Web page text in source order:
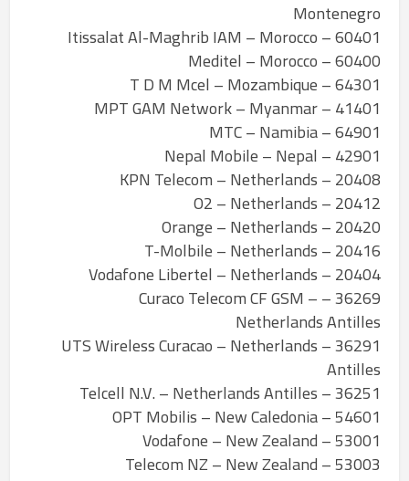
Montenegro
60401 – Itissalat Al-Maghrib IAM – Morocco
60400 – Meditel – Morocco
64301 – T D M Mcel – Mozambique
41401 – MPT GAM Network – Myanmar
64901 – MTC – Namibia
42901 – Nepal Mobile – Nepal
20408 – KPN Telecom – Netherlands
20412 – O2 – Netherlands
20420 – Orange – Netherlands
20416 – T-Molbile – Netherlands
20404 – Vodafone Libertel – Netherlands
36269 – Curaco Telecom CF GSM –
Netherlands Antilles
36291 – UTS Wireless Curacao – Netherlands
Antilles
36251 – Telcell N.V. – Netherlands Antilles
54601 – OPT Mobilis – New Caledonia
53001 – Vodafone – New Zealand
53003 – Telecom NZ – New Zealand